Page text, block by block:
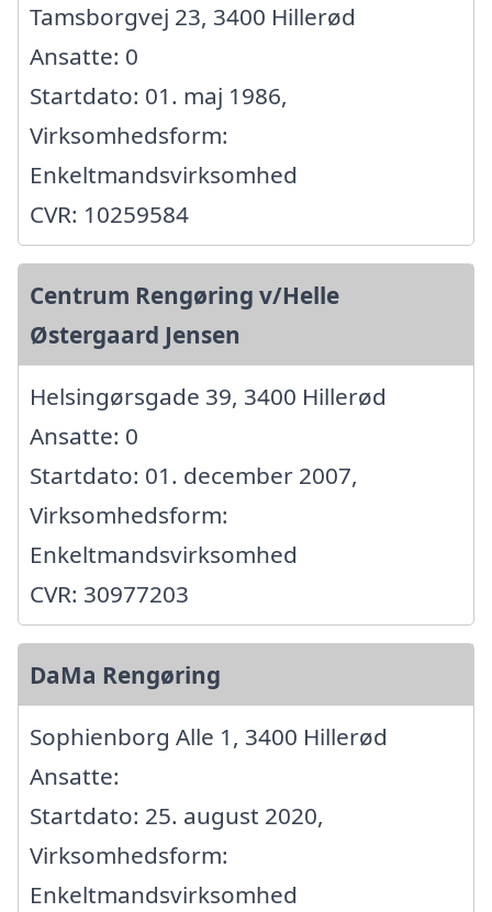
Tamsborgvej 23, 3400 Hillerød
Ansatte: 0
Startdato: 01. maj 1986,
Virksomhedsform:
Enkeltmandsvirksomhed
CVR: 10259584
Centrum Rengøring v/Helle
Østergaard Jensen
Helsingørsgade 39, 3400 Hillerød
Ansatte: 0
Startdato: 01. december 2007,
Virksomhedsform:
Enkeltmandsvirksomhed
CVR: 30977203
DaMa Rengøring
Sophienborg Alle 1, 3400 Hillerød
Ansatte:
Startdato: 25. august 2020,
Virksomhedsform:
Enkeltmandsvirksomhed